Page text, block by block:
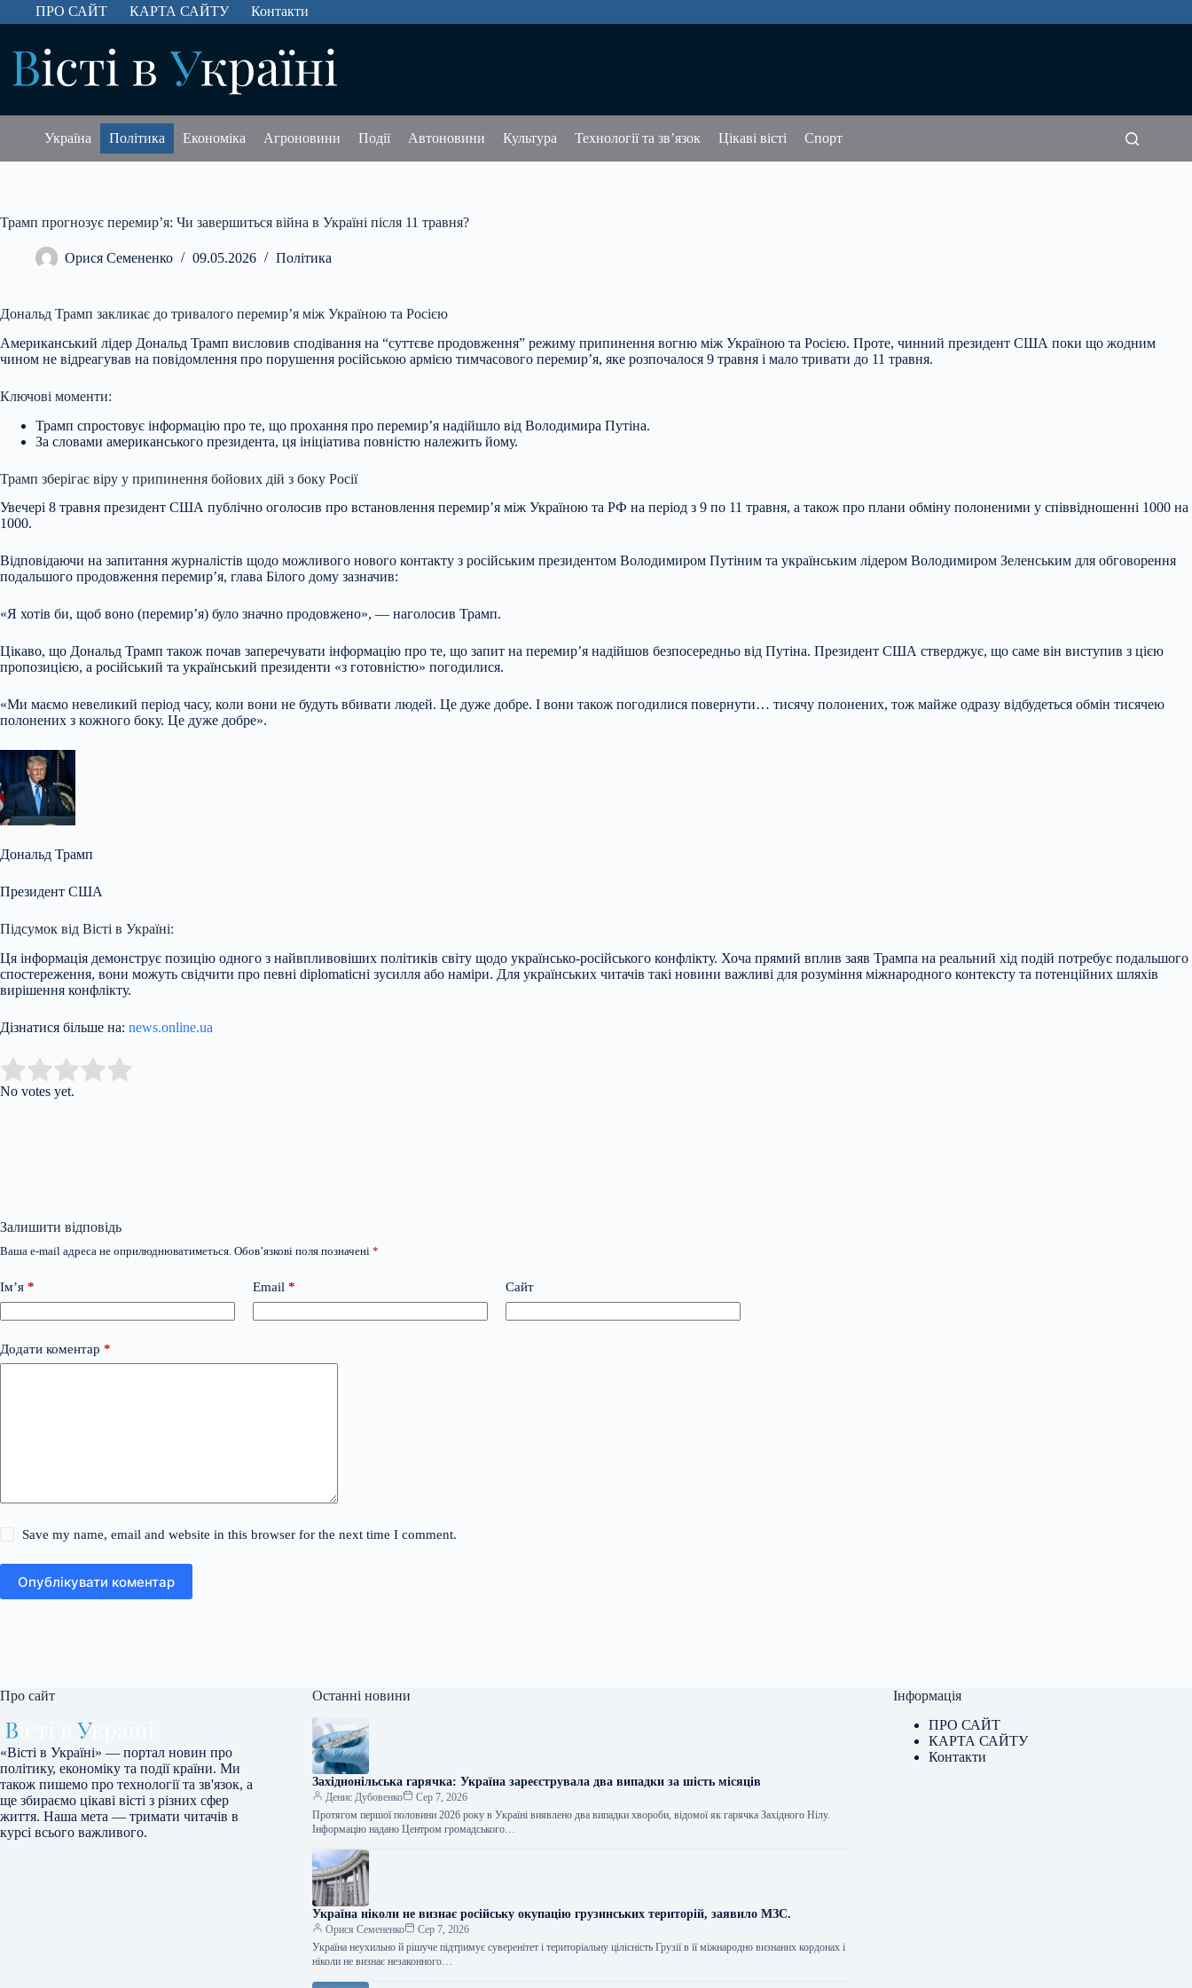
Перейти
до
ПРО САЙТ КАРТА САЙТУ Контакти
Україна Політика Економіка Агроновини Події Автоновини Культура Технології та зв’язок Цікаві вісті Спорт
Трамп прогнозує перемир’я: Чи завершиться війна в Україні після 11 травня?
Орися Семененко 09.05.2026 Політика
Дональд Трамп закликає до тривалого перемир’я між Україною та Росією
Американський лідер Дональд Трамп висловив сподівання на “суттєве продовження” режиму припинення вогню між Україною та Росією. Проте, чинний президент США поки що жодним
чином не відреагував на повідомлення про порушення російською армією тимчасового перемир’я, яке розпочалося 9 травня і мало тривати до 11 травня.
Ключові моменти:
Трамп спростовує інформацію про те, що прохання про перемир’я надійшло від Володимира Путіна.
За словами американського президента, ця ініціатива повністю належить йому.
Трамп зберігає віру у припинення бойових дій з боку Росії
Увечері 8 травня президент США публічно оголосив про встановлення перемир’я між Україною та РФ на період з 9 по 11 травня, а також про плани обміну полоненими у співвідношенні 1000 на
1000.
Відповідаючи на запитання журналістів щодо можливого нового контакту з російським президентом Володимиром Путіним та українським лідером Володимиром Зеленським для обговорення
подальшого продовження перемир’я, глава Білого дому зазначив:
«Я хотів би, щоб воно (перемир’я) було значно продовжено», — наголосив Трамп.
Цікаво, що Дональд Трамп також почав заперечувати інформацію про те, що запит на перемир’я надійшов безпосередньо від Путіна. Президент США стверджує, що саме він виступив з цією
пропозицією, а російський та український президенти «з готовністю» погодилися.
«Ми маємо невеликий період часу, коли вони не будуть вбивати людей. Це дуже добре. І вони також погодилися повернути… тисячу полонених, тож майже одразу відбудеться обмін тисячею
полонених з кожного боку. Це дуже добре».
Дональд Трамп
Президент США
Підсумок від Вісті в Україні:
Ця інформація демонструє позицію одного з найвпливовіших політиків світу щодо українсько-російського конфлікту. Хоча прямий вплив заяв Трампа на реальний хід подій потребує подальшого
спостереження, вони можуть свідчити про певні diplomaticні зусилля або наміри. Для українських читачів такі новини важливі для розуміння міжнародного контексту та потенційних шляхів
вирішення конфлікту.
Дізнатися більше на: news.online.ua
Rate this item:
No votes yet.
Залишити відповідь
Ваша e-mail адреса не оприлюднюватиметься. Обов’язкові поля позначені *
Ім’я * Email * Сайт
Додати коментар *
Save my name, email and website in this browser for the next time I comment.
Опублікувати коментар
Про сайт
«Вісті в Україні» — портал новин про
політику, економіку та події країни. Ми
також пишемо про технології та зв'язок, а
ще збираємо цікаві вісті з різних сфер
життя. Наша мета — тримати читачів в
курсі всього важливого.
Останні новини
Західнонільська гарячка: Україна зареєструвала два випадки за шість місяців
Денис Дубовенко
Сер 7, 2026
Протягом першої половини 2026 року в Україні виявлено два випадки хвороби, відомої як гарячка Західного Нілу.
Інформацію надано Центром громадського…
Україна ніколи не визнає російську окупацію грузинських територій, заявило МЗС.
Орися Семененко
Сер 7, 2026
Україна неухильно й рішуче підтримує суверенітет і територіальну цілісність Грузії в її міжнародно визнаних кордонах і
ніколи не визнає незаконного…
Інформація
ПРО САЙТ
КАРТА САЙТУ
Контакти